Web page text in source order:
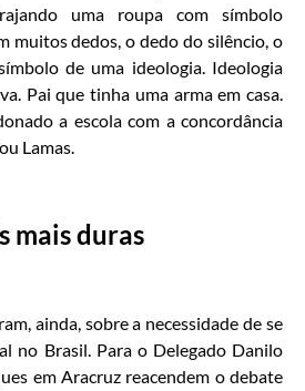
uma roupa com símbolo
muitos dedos, o dedo do silêncio, o
de uma ideologia. Ideologia
Pai que tinha uma arma em casa.
a escola com a concordância
Lamas.
mais duras
ainda, sobre a necessidade de se
no Brasil. Para o Delegado Danilo
em Aracruz reacendem o debate